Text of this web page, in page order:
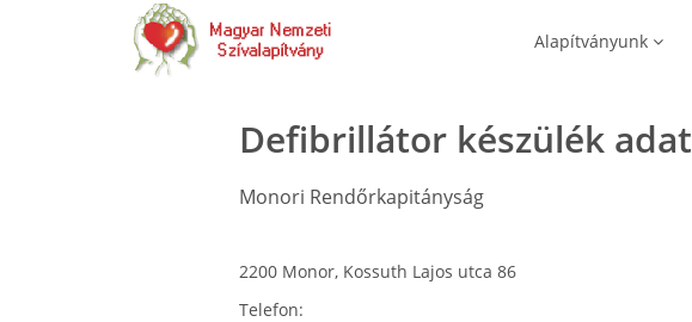
Alapítványunk
Defibrillátor készülék
Monori Rendőrkapitányság
2200 Monor, Kossuth Lajos utca 86
Telefon: